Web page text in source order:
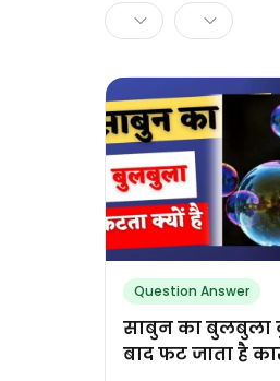
Question Answer
साबुन का
बाद फट जाता है